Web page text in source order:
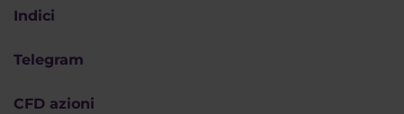
Indici
Telegram
CFD azioni